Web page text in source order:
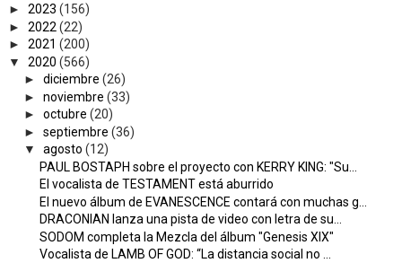
► 2023 (156)
► 2022 (22)
► 2021 (200)
▼
2020 (566)
► diciembre (26)
► noviembre (33)
► octubre (20)
► septiembre (36)
▼
agosto (12)
PAUL BOSTAPH sobre el proyecto con KERRY KING: "Su...
El vocalista de TESTAMENT está aburrido
El nuevo álbum de EVANESCENCE contará con muchas g...
DRACONIAN lanza una pista de video con letra de su...
SODOM completa la Mezcla del álbum "Genesis XIX"
Vocalista de LAMB OF GOD: “La distancia social no ...